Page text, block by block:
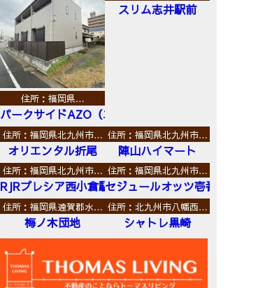
住所：福岡県…
パークサイドAZO（エーゼットオー）
スリム志井駅前
住所：福岡県北九州市…
オリエンタル折尾
住所：福岡県北九州市…
陣山ハイマート
住所：福岡県北九州市…
RJRプレシア西小倉駅前
住所：福岡県北九州市…
セジュールオッツ壱番館
住所：福岡県遠賀郡水…
梅ノ木団地
住所：北九州市八幡西…
シャトレ黒崎